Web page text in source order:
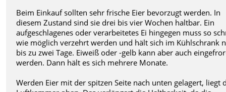
Beim Einkauf sollten sehr frische Eier bevorzugt werden. In
diesem Zustand sind sie drei bis vier Wochen haltbar. Ein
aufgeschlagenes oder verarbeitetes Ei hingegen muss so
wie möglich verzehrt werden und hält sich im Kühlschrank
bis zu zwei Tage. Eiweiß oder -gelb kann aber auch
werden. Dann hält es sich mehrere Monate.
Werden Eier mit der spitzen Seite nach unten gelagert, liegt